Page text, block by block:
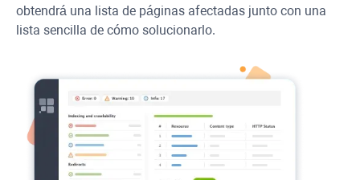
obtendrá una lista de páginas afectadas junto con una
lista sencilla de cómo solucionarlo.